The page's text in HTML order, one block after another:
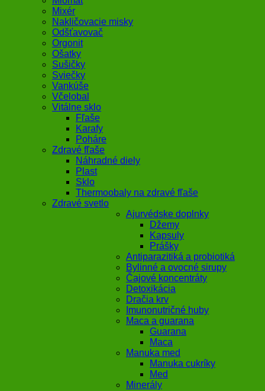
Mixér
Nakličovacie misky
Odšťavovač
Orgonit
Ošatky
Sušičky
Sviečky
Vankúše
Včelobal
Vitálne sklo
Fľaše
Karafy
Poháre
Zdravé fľaše
Náhradné diely
Plast
Sklo
Thermoobaly na zdravé fľaše
Zdravé svetlo
Ajurvédske doplnky
Džemy
Kapsuly
Prášky
Antiparazitiká a probiotiká
Bylinné a ovocné sirupy
Čajové koncentráty
Detoxikácia
Dračia krv
Imunonutričné huby
Maca a guarana
Guarana
Maca
Manuka med
Manuka cukríky
Med
Minerály